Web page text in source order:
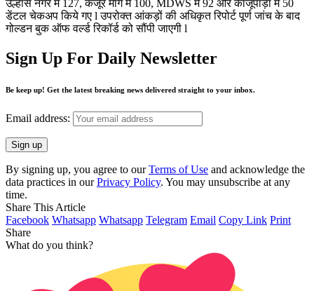
उल्हास नगर में 127, कंजूर मार्ग में 100, MDWS में 92 और काजूपाड़ा में 50
डेंटल चेकअप किये गए l उपरोक्त आंकड़ों की अधिकृत रिपोर्ट पूर्ण जांच के बाद
गोल्डन बुक ऑफ वर्ल्ड रिकॉर्ड को सौंपी जाएगी l
Sign Up For Daily Newsletter
Be keep up! Get the latest breaking news delivered straight to your inbox.
Email address:
By signing up, you agree to ourTerms of Use and acknowledge the
data practices in ourPrivacy Policy. You may unsubscribe at any
time.
Share This Article
Facebook Whatsapp Whatsapp Telegram Email Copy Link Print
Share
What do you think?